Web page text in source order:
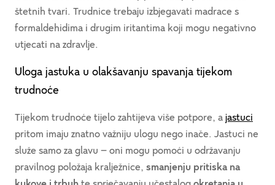
štetnih tvari. Trudnice trebaju izbjegavati madrace s
formaldehidima i drugim iritantima koji mogu negativno
utjecati na zdravlje.
Uloga jastuka u olakšavanju spavanja tijekom
trudnoće
Tijekom trudnoće tijelo zahtijeva više potpore, a jastuci
pritom imaju znatno važniju ulogu nego inače. Jastuci ne
služe samo za glavu – oni mogu pomoći u održavanju
pravilnog položaja kralježnice, smanjenju pritiska na